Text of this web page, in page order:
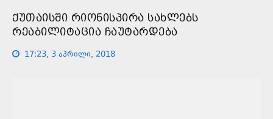
ᲥᲣᲗᲐᲘᲡᲨᲘ ᲠᲘᲝᲜᲘᲡᲞᲘᲠᲐ ᲡᲐᲮᲚᲔᲑᲡ
ᲠᲔᲐᲑᲘᲚᲘᲢᲐᲪᲘᲐ ᲩᲐᲣᲢᲐᲠᲓᲔᲑᲐ
17:23, 3 აპრილი, 2018